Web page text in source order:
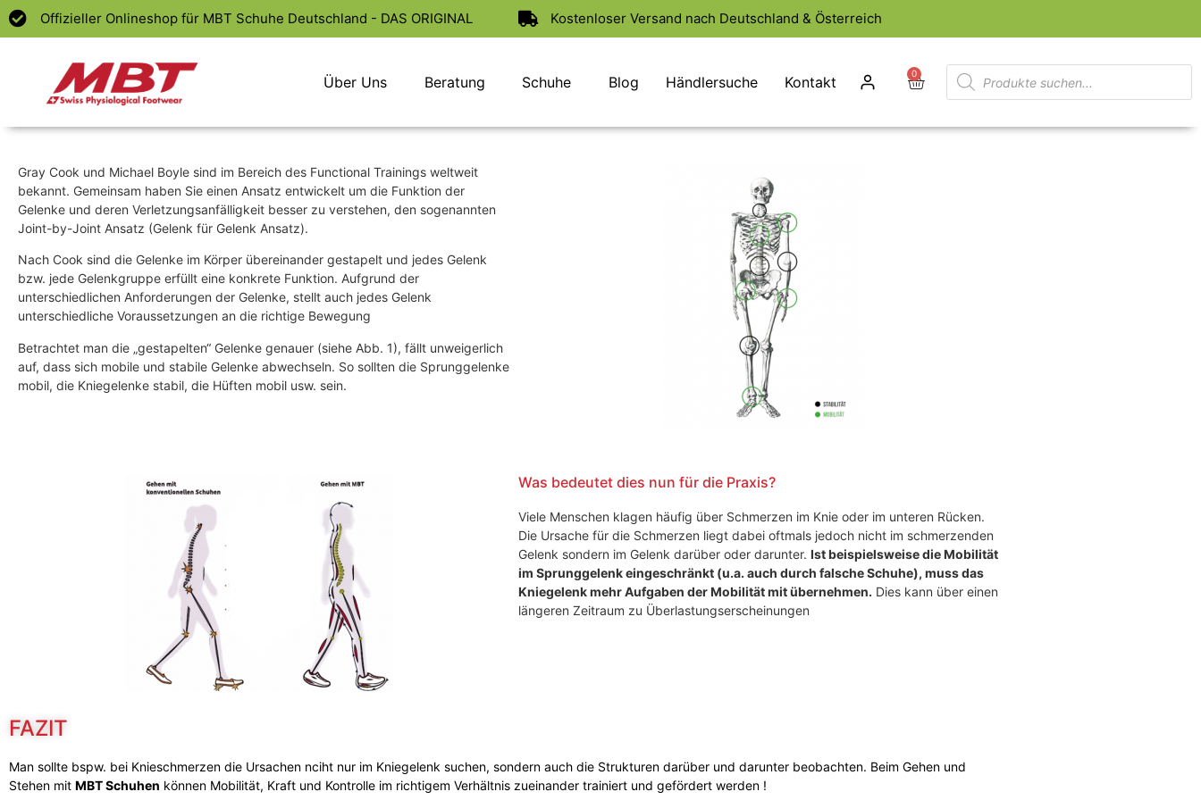
Offizieller Onlineshop für MBT Schuhe Deutschland - DAS ORIGINAL Kostenloser Versand nach Deutschland & Österreich
Über Uns Beratung Schuhe Blog Händlersuche Kontakt 0
Gray Cook und Michael Boyle sind im Bereich des Functional Trainings weltweit
bekannt. Gemeinsam haben Sie einen Ansatz entwickelt um die Funktion der
Gelenke und deren Verletzungsanfälligkeit besser zu verstehen, den sogenannten
Joint-by-Joint Ansatz (Gelenk für Gelenk Ansatz).
Nach Cook sind die Gelenke im Körper übereinander gestapelt und jedes Gelenk
bzw. jede Gelenkgruppe erfüllt eine konkrete Funktion. Aufgrund der
unterschiedlichen Anforderungen der Gelenke, stellt auch jedes Gelenk
unterschiedliche Voraussetzungen an die richtige Bewegung
Betrachtet man die „gestapelten“ Gelenke genauer (siehe Abb. 1), fällt unweigerlich
auf, dass sich mobile und stabile Gelenke abwechseln. So sollten die Sprunggelenke
mobil, die Kniegelenke stabil, die Hüften mobil usw. sein.
Was bedeutet dies nun für die Praxis?
Viele Menschen klagen häufig über Schmerzen im Knie oder im unteren Rücken.
Die Ursache für die Schmerzen liegt dabei oftmals jedoch nicht im schmerzenden
Gelenk sondern im Gelenk darüber oder darunter. Ist beispielsweise die Mobilität
im Sprunggelenk eingeschränkt (u.a. auch durch falsche Schuhe), muss das
Kniegelenk mehrAufgaben der Mobilität mit übernehmen. Dies kann über einen
längeren Zeitraum zu Überlastungserscheinungen
FAZIT
Man sollte bspw. bei Knieschmerzen die Ursachen nciht nur im Kniegelenk suchen, sondern auch die Strukturen darüber und darunter beobachten. Beim Gehen und
Stehen mit MBT Schuhen können Mobilität, Kraft und Kontrolle im richtigem Verhältnis zueinander trainiert und gefördert werden !